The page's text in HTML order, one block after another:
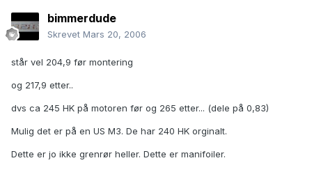
bimmerdude
Skrevet Mars 20, 2006
står vel 204,9 før montering
og 217,9 etter..
dvs ca 245 HK på motoren før og 265 etter... (dele på 0,83)
Mulig det er på en US M3. De har 240 HK orginalt.
Dette er jo ikke grenrør heller. Dette er manifoiler.